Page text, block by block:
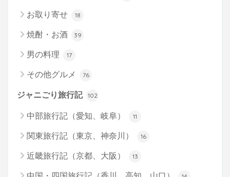
お取り寄せ 18
焼酎・お酒 39
男の料理 17
その他グルメ 76
ジャニごり旅行記 102
中部旅行記（愛知、岐阜） 11
関東旅行記（東京、神奈川） 16
近畿旅行記（京都、大阪） 13